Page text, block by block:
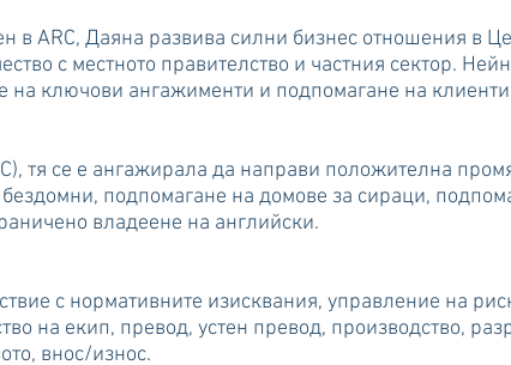
в ARC, Даяна развива силни бизнес отношения в
с местното правителство и частния сектор.
на ключови ангажименти и подпомагане на
тя се е ангажирала да направи положителна
подпомагане на домове за сираци,
владеене на английски.
с нормативните изисквания, управление на
на екип, превод, устен превод, производство,
внос/износ.